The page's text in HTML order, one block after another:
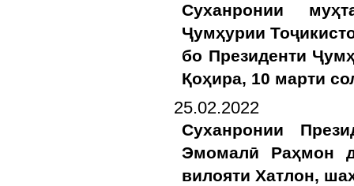
Суханронии
Ҷумҳурии
бо Президенти
Қоҳира, 10 марти
25.02.2022
Суханронии
Эмомалӣ Раҳмон
вилояти Хатлон,